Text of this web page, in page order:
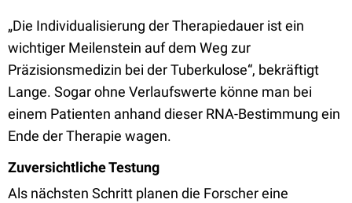
„Die Individualisierung der Therapiedauer ist ein
wichtiger Meilenstein auf dem Weg zur
Präzisionsmedizin bei der Tuberkulose“, bekräftigt
Lange. Sogar ohne Verlaufswerte könne man bei
einem Patienten anhand dieser RNA-Bestimmung ein
Ende der Therapie wagen.
Zuversichtliche Testung
Als nächsten Schritt planen die Forscher eine